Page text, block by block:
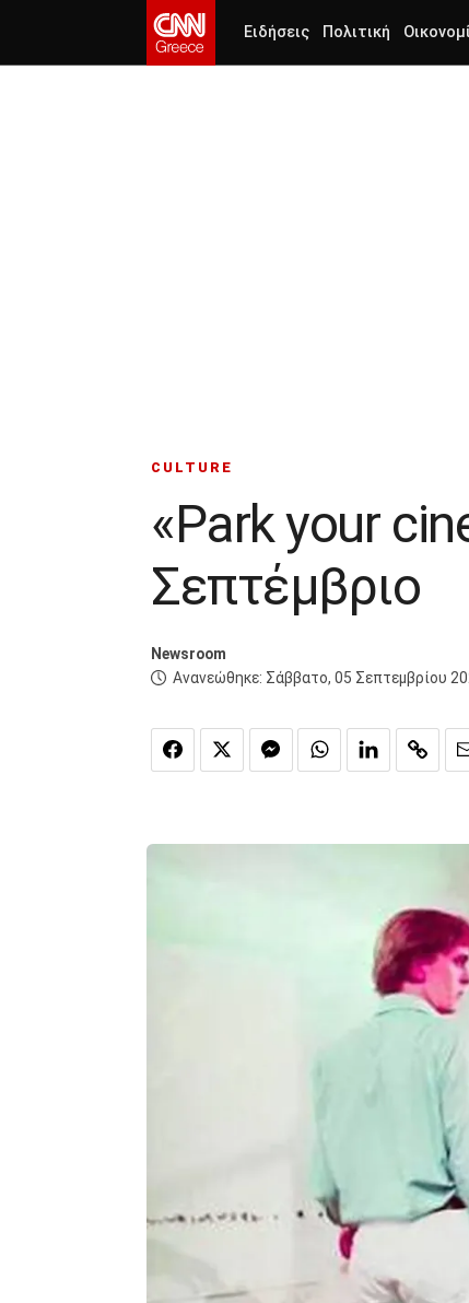
Ειδήσεις Πολιτική
CULTURE
«Park your
Σεπτέμβριο
Newsroom
Ανανεώθηκε: Σάββατο, 05 Σεπτεμβρίου